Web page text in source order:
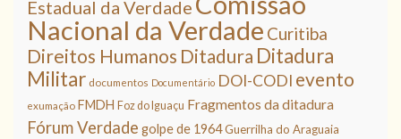
Estadual da Verdade
Nacional da Verdade Curitiba
Direitos Humanos Ditadura Ditadura
Militar documentos Documentário DOI-CODI evento
exumação FMDH Foz do Iguaçu Fragmentos da ditadura
Fórum Verdade golpe de 1964Guerrilha do Araguaia